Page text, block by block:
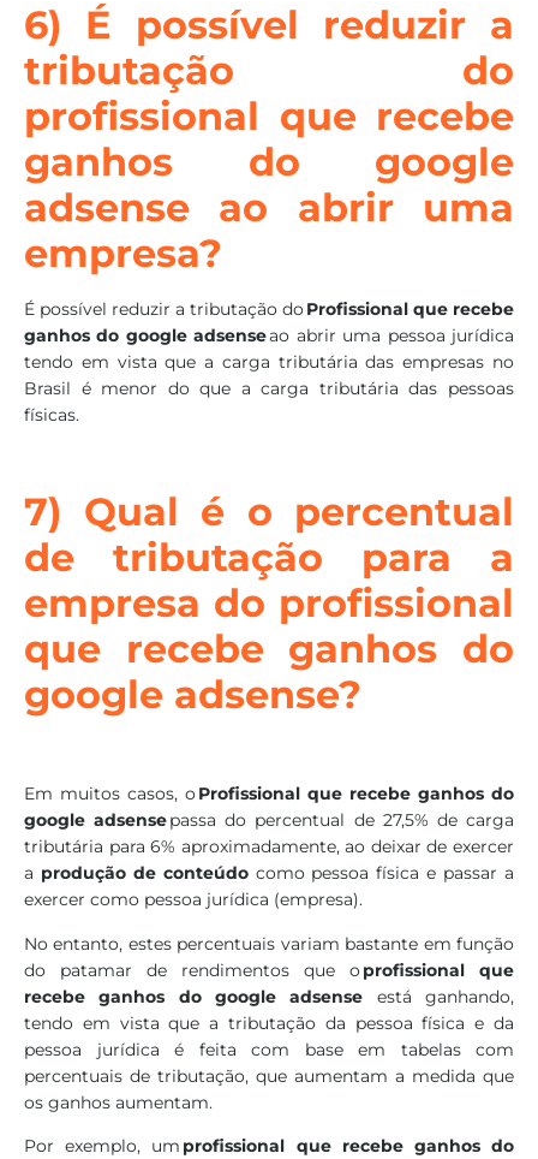
6) É possível reduzir a
tributação do
profissional que recebe
ganhos do google
adsense ao abrir uma
empresa?
É possível reduzir a tributação do Profissional que recebe
ganhos do google adsenseao abrir uma pessoa jurídica
tendo em vista que a carga tributária das empresas no
Brasil é menor do que a carga tributária das pessoas
físicas.
7) Qual é o percentual
de tributação para a
empresa do profissional
que recebe ganhos do
google adsense?
Em muitos casos, o Profissional que recebe ganhos do
google adsensepassa do percentual de 27,5% de carga
tributária para 6% aproximadamente, ao deixar de exercer
a produção de conteúdo como pessoa física e passar a
exercer como pessoa jurídica (empresa).
No entanto, estes percentuais variam bastante em função
do patamar de rendimentos que o profissional que
recebe ganhos do google adsense está ganhando,
tendo em vista que a tributação da pessoa física e da
pessoa jurídica é feita com base em tabelas com
percentuais de tributação, que aumentam a medida que
os ganhos aumentam.
Por exemplo, um profissional que recebe ganhos do